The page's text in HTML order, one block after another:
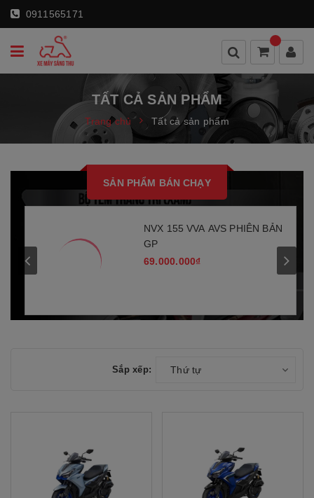
0911565171
TẤT CẢ SẢN PHẨM
Trang chủ Tất cả sản phẩm
SẢN PHẨM BÁN CHẠY
NVX 155 VVA AVS PHIÊN BẢN
GP
69.000.000₫
Sắp xếp: Thứ tự